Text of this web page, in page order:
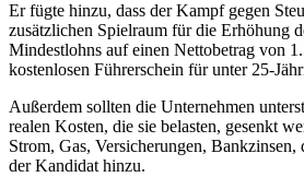
Er fügte hinzu, dass der Kampf gegen
zusätzlichen Spielraum für die Erhöhung
Mindestlohns auf einen Nettobetrag von
kostenlosen Führerschein für unter 25-
Außerdem sollten die Unternehmen
realen Kosten, die sie belasten, gesenkt
Strom, Gas, Versicherungen,
der Kandidat hinzu.